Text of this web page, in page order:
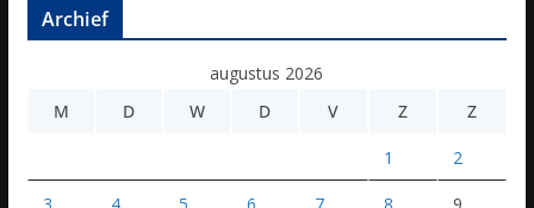
Archief
augustus 2026
M
D W D V Z Z
1 2
3 4 5 6 7 8 9